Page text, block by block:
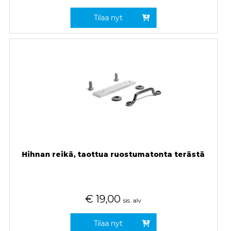
Tilaa nyt
Hihnan reikä, taottua ruostumatonta terästä
€ 19,00 sis. alv
Tilaa nyt